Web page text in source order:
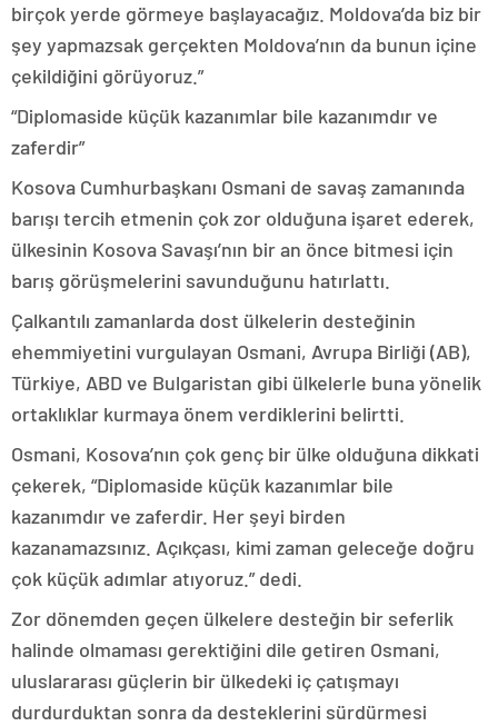
birçok yerde görmeye başlayacağız. Moldova’da biz bir
şey yapmazsak gerçekten Moldova’nın da bunun içine
çekildiğini görüyoruz.”
“Diplomaside küçük kazanımlar bile kazanımdır ve
zaferdir”
Kosova Cumhurbaşkanı Osmani de savaş zamanında
barışı tercih etmenin çok zor olduğuna işaret ederek,
ülkesinin Kosova Savaşı’nın bir an önce bitmesi için
barış görüşmelerini savunduğunu hatırlattı.
Çalkantılı zamanlarda dost ülkelerin desteğinin
ehemmiyetini vurgulayan Osmani, Avrupa Birliği (AB),
Türkiye, ABD ve Bulgaristan gibi ülkelerle buna yönelik
ortaklıklar kurmaya önem verdiklerini belirtti.
Osmani, Kosova’nın çok genç bir ülke olduğuna dikkati
çekerek, “Diplomaside küçük kazanımlar bile
kazanımdır ve zaferdir. Her şeyi birden
kazanamazsınız. Açıkçası, kimi zaman geleceğe doğru
çok küçük adımlar atıyoruz.” dedi.
Zor dönemden geçen ülkelere desteğin bir seferlik
halinde olmaması gerektiğini dile getiren Osmani,
uluslararası güçlerin bir ülkedeki iç çatışmayı
durdurduktan sonra da desteklerini sürdürmesi